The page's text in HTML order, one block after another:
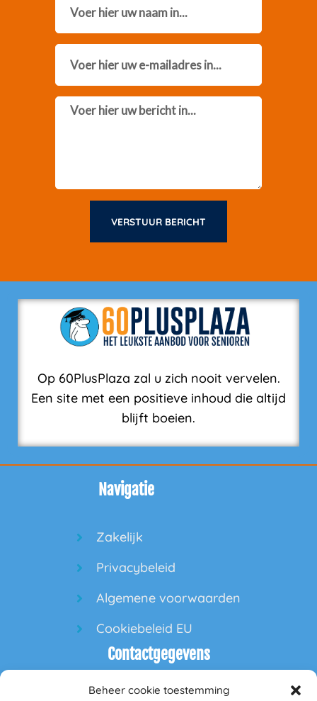
Beheer cookie toestemming
Message
VERSTUUR BERICHT
Op 60PlusPlaza zal u zich nooit vervelen.
Een site met een positieve inhoud die altijd
blijft boeien.
Navigatie
Zakelijk
Privacybeleid
Algemene voorwaarden
Cookiebeleid EU
Contactgegevens